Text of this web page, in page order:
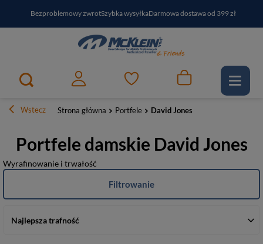
Bezproblemowy zwrotSzybka wysyłkaDarmowa dostawa od 399 zł
PayPo - kup i zapłać za30 dniZapisz się do newslettera i odbierz RABAT
Wstecz Strona główna Portfele David Jones
Portfele damskie David Jones
Wyrafinowanie i trwałość
Najlepsza trafność
Filtrowanie